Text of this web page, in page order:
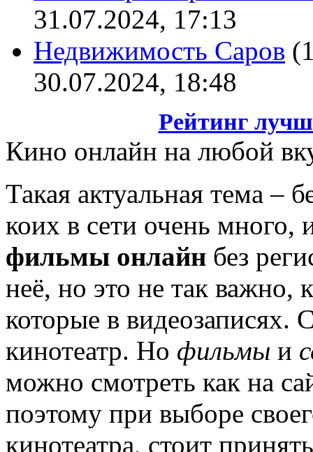
31.07.2024, 17:13
Недвижимость Саров
30.07.2024, 18:48
Рейтинг
Кино онлайн на любой
Такая актуальная тема –
коих в сети очень много,
фильмы онлайн без
неё, но это не так важно,
которые в видеозаписях.
кинотеатр. Но фильмы и
можно смотреть как на
поэтому при выборе
кинотеатра, стоит